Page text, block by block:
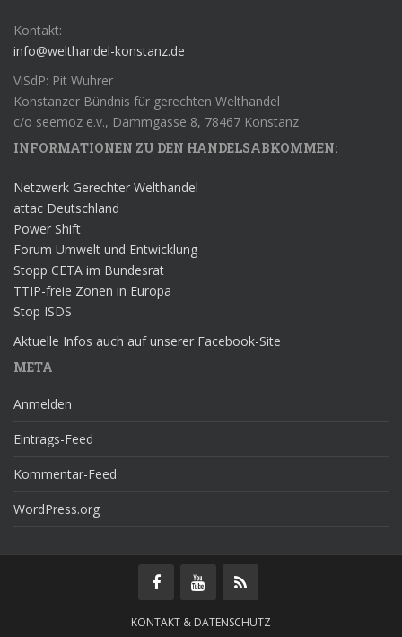
Kontakt:
info@welthandel-konstanz.de
ViSdP: Pit Wuhrer
Konstanzer Bündnis für gerechten Welthandel
c/o seemoz e.v., Dammgasse 8, 78467 Konstanz
INFORMATIONEN ZU DEN HANDELSABKOMMEN:
Netzwerk Gerechter Welthandel
attac Deutschland
Power Shift
Forum Umwelt und Entwicklung
Stopp CETA im Bundesrat
TTIP-freie Zonen in Europa
Stop ISDS
Aktuelle Infos auch auf unserer Facebook-Site
META
Anmelden
Eintrags-Feed
Kommentar-Feed
WordPress.org
KONTAKT & DATENSCHUTZ